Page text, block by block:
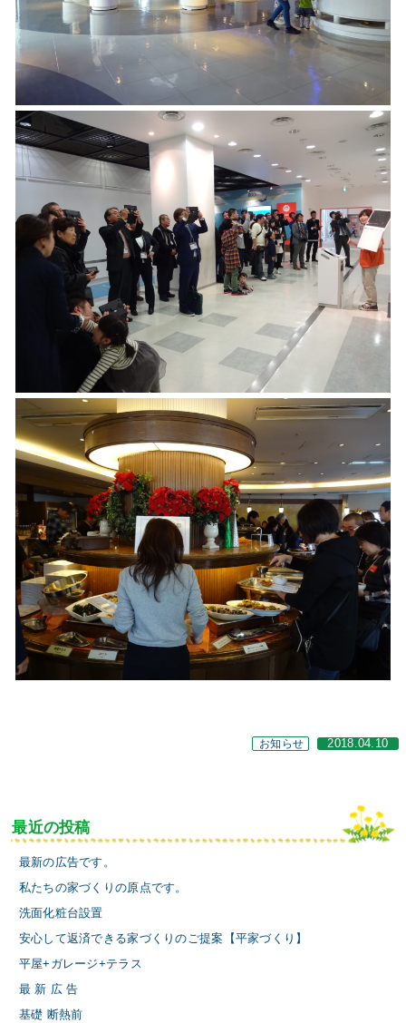
お知らせ 2018.04.10
最近の投稿
最新の広告です。
私たちの家づくりの原点です。
洗面化粧台設置
安心して返済できる家づくりのご提案【平家づくり】
平屋+ガレージ+テラス
最 新 広 告
基礎 断熱前